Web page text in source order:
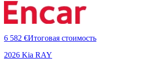
6 582 €Итоговая стоимость
2026 Kia RAY